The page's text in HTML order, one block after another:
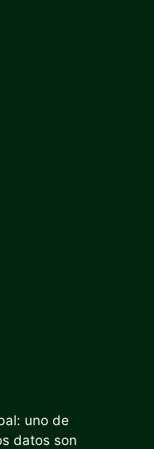
uno de
datos son